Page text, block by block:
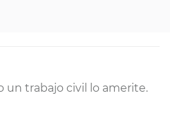
un trabajo civil lo amerite.